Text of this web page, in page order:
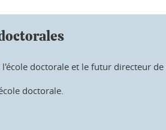
doctorale et le futur directeur de
doctorale.